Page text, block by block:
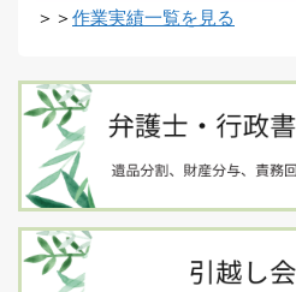
＞＞ 作業実績一覧を見る